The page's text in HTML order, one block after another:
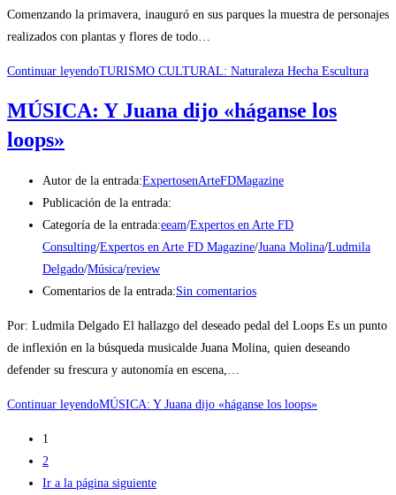
Comenzando la primavera, inauguró en sus parques la muestra de personajes
realizados con plantas y flores de todo…
Continuar leyendoTURISMO CULTURAL: Naturaleza Hecha Escultura
MÚSICA: Y Juana dijo «háganse los
loops»
Autor de la entrada:ExpertosenArteFDMagazine
Publicación de la entrada:
Categoría de la entrada:eeam/Expertos en Arte FD
Consulting/Expertos en Arte FD Magazine/Juana Molina/Ludmila
Delgado/Música/review
Comentarios de la entrada:Sin comentarios
Por: Ludmila Delgado El hallazgo del deseado pedal del Loops Es un punto
de inflexión en la búsqueda musicalde Juana Molina, quien deseando
defender su frescura y autonomía en escena,…
Continuar leyendoMÚSICA: Y Juana dijo «háganse los loops»
1
2
Ir a la página siguiente